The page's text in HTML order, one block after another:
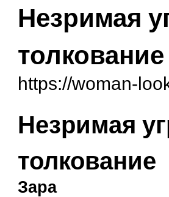
Незримая
толкование
https://woman-
Незримая
толкование
Зара